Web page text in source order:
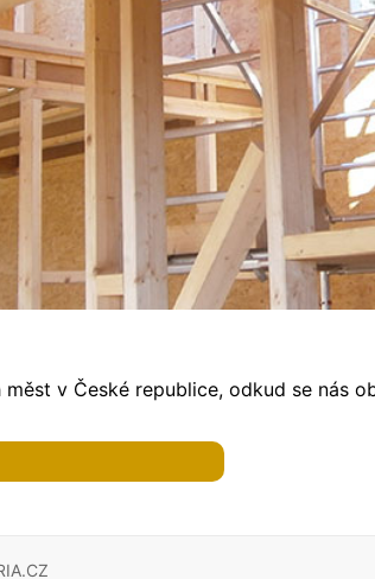
v České republice, odkud se nás